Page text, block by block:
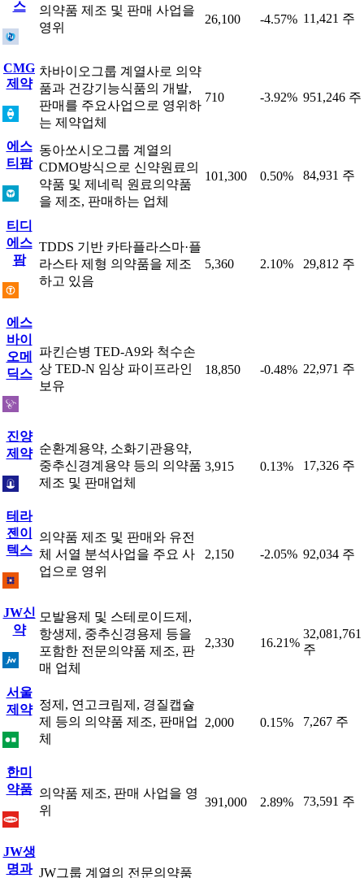
스
의약품 제조 및 판매 사업을
영위
26,100 -4.57% 11,421 주
CMG
제약
차바이오그룹 계열사로 의약
품과 건강기능식품의 개발,
판매를 주요사업으로 영위하
는 제약업체
710 -3.92% 951,246 주
에스
티팜
동아쏘시오그룹 계열의
CDMO방식으로 신약원료의
약품 및 제네릭 원료의약품
을 제조, 판매하는 업체
101,300 0.50% 84,931 주
티디
에스
팜
TDDS 기반 카타플라스마·플
라스타 제형 의약품을 제조
하고 있음
5,360 2.10% 29,812 주
에스
바이
오메
딕스
파킨슨병 TED-A9와 척수손
상 TED-N 임상 파이프라인
보유
18,850 -0.48% 22,971 주
진양
제약 순환계용약, 소화기관용약,
중추신경계용약 등의 의약품
제조 및 판매업체
3,915 0.13% 17,326 주
테라
젠이
텍스
의약품 제조 및 판매와 유전
체 서열 분석사업을 주요 사
업으로 영위
2,150 -2.05% 92,034 주
JW신
약
모발용제 및 스테로이드제,
항생제, 중추신경용제 등을
포함한 전문의약품 제조, 판
매 업체
2,330 16.21%
32,081,761
주
서울
제약 정제, 연고크림제, 경질캡슐
제 등의 의약품 제조, 판매업
체
2,000 0.15% 7,267 주
한미
약품 의약품 제조, 판매 사업을 영
위
391,000 2.89% 73,591 주
JW생
명과 JW그룹 계열의 전문의약품